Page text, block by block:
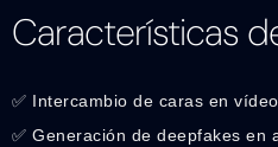
Características
✅ Intercambio de caras en
✅ Generación de deepfakes en